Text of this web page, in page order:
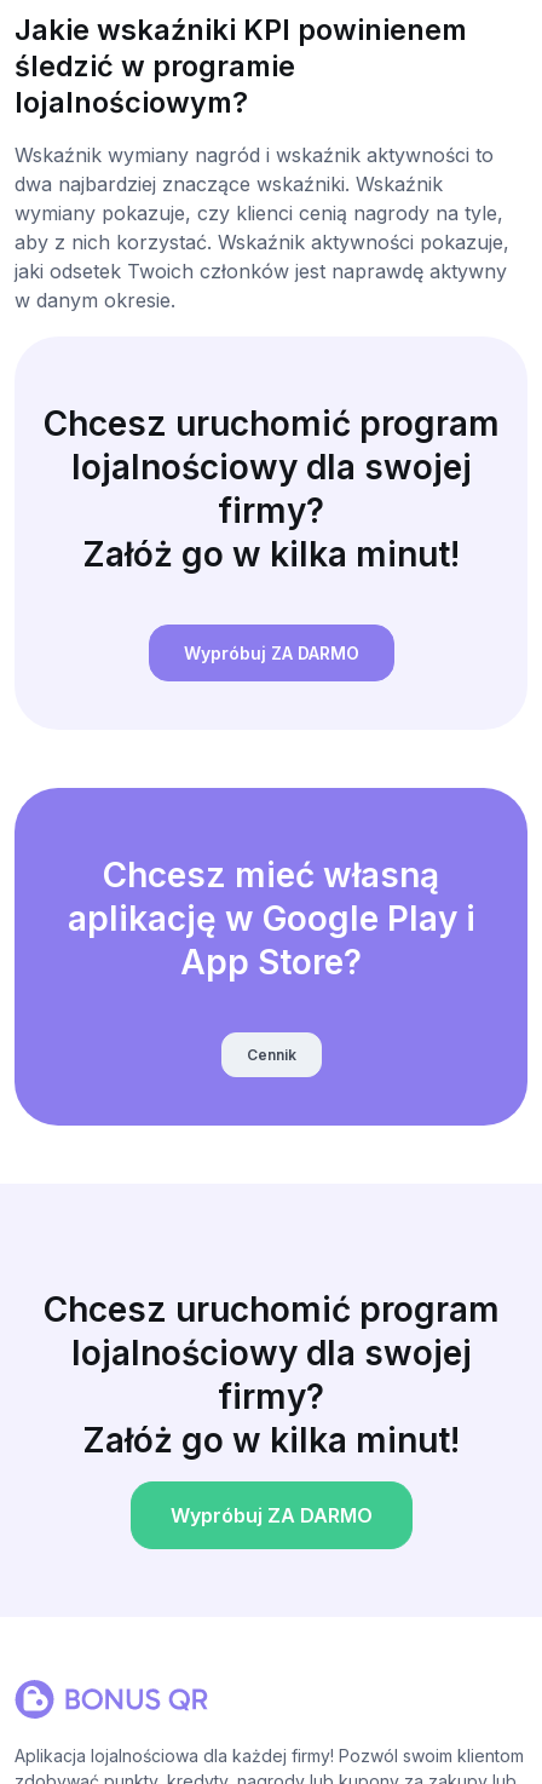
Jakie wskaźniki KPI powinienem
śledzić w programie
lojalnościowym?
Wskaźnik wymiany nagród i wskaźnik aktywności to
dwa najbardziej znaczące wskaźniki. Wskaźnik
wymiany pokazuje, czy klienci cenią nagrody na tyle,
aby z nich korzystać. Wskaźnik aktywności pokazuje,
jaki odsetek Twoich członków jest naprawdę aktywny
w danym okresie.
Chcesz uruchomić program
lojalnościowy dla swojej
firmy?
Załóż go w kilka minut!
Wypróbuj ZA DARMO
Chcesz mieć własną
aplikację w Google Play i
App Store?
Cennik
Chcesz uruchomić program
lojalnościowy dla swojej
firmy?
Załóż go w kilka minut!
Wypróbuj ZA DARMO
Aplikacja lojalnościowa dla każdej firmy! Pozwól swoim klientom